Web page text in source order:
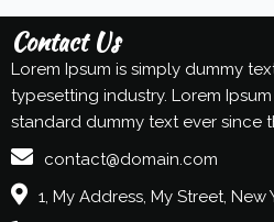
Contact Us
Lorem Ipsum is simply dummy
typesetting industry. Lorem
standard dummy text ever since
contact@domain.com
1, My Address, My Street, New